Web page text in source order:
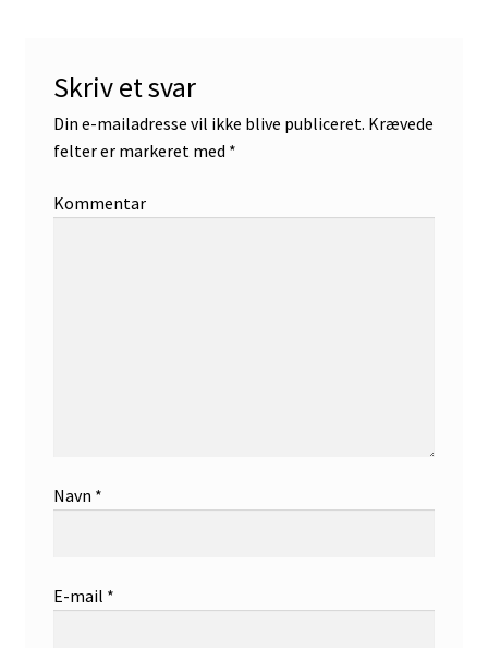
Skriv et svar
Din e-mailadresse vil ikke blive publiceret. Krævede
felter er markeret med *
Kommentar
Navn *
E-mail *